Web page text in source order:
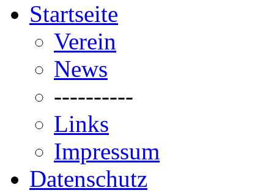
Startseite
Verein
News
----------
Links
Impressum
Datenschutz